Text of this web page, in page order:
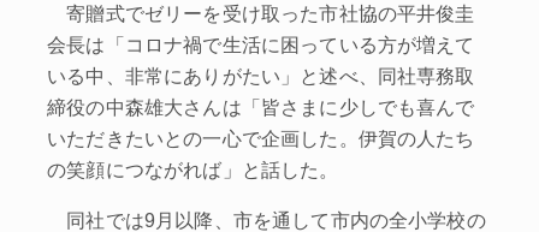
寄贈式でゼリーを受け取った市社協の平井俊圭
会長は「コロナ禍で生活に困っている方が増えて
いる中、非常にありがたい」と述べ、同社専務取
締役の中森雄大さんは「皆さまに少しでも喜んで
いただきたいとの一心で企画した。伊賀の人たち
の笑顔につながれば」と話した。
同社では9月以降、市を通して市内の全小学校の